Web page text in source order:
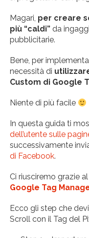
Magari, per creare
più “caldi” da
pubblicitarie.
Bene, per
necessità di
Custom di Google
Niente di più facile
In questa guida ti
dell’utente sulle
successivamente
di Facebook.
Ci riusciremo grazie al
Google Tag
Ecco gli step che
Scroll con il Tag del